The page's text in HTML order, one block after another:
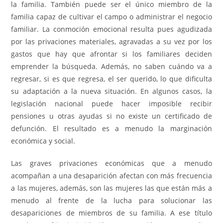
la familia. También puede ser el único miembro de la
familia capaz de cultivar el campo o administrar el negocio
familiar. La conmoción emocional resulta pues agudizada
por las privaciones materiales, agravadas a su vez por los
gastos que hay que afrontar si los familiares deciden
emprender la búsqueda. Además, no saben cuándo va a
regresar, si es que regresa, el ser querido, lo que dificulta
su adaptación a la nueva situación. En algunos casos, la
legislación nacional puede hacer imposible recibir
pensiones u otras ayudas si no existe un certificado de
defunción. El resultado es a menudo la marginación
económica y social.
Las graves privaciones económicas que a menudo
acompañan a una desaparición afectan con más frecuencia
a las mujeres, además, son las mujeres las que están más a
menudo al frente de la lucha para solucionar las
desapariciones de miembros de su familia. A ese título